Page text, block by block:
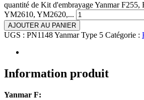
quantité de Kit d'embrayage Yanmar
YM2610, YM2620,...
AJOUTER AU PANIER
UGS : PN1148 Yanmar Type 5 Catégorie :
Information produit
Yanmar F: